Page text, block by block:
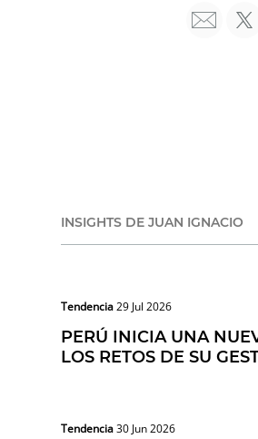
INSIGHTS DE JUAN IGNACIO
Tendencia29 Jul 2026
PERÚ INICIA UNA
LOS RETOS DE SU
Tendencia30 Jun 2026